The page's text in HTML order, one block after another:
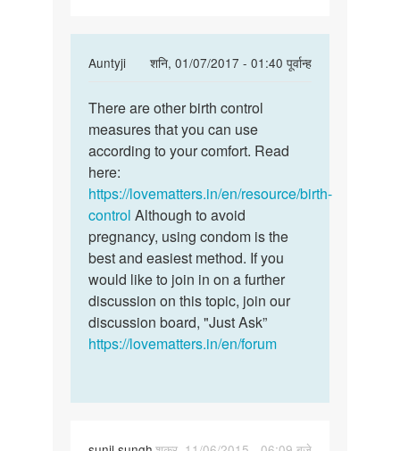
Auntyji
शनि, 01/07/2017 - 01:40 पूर्वान्ह
In
to
My
girlfriend
insisting
me
by
sumit
There
are
other
birth
control
There are other birth control
measures that you can use
according to your comfort. Read
here:
https://lovematters.in/en/resource/birth-
control Although to avoid
pregnancy, using condom is the
best and easiest method. If you
would like to join in on a further
discussion on this topic, join our
discussion board, "Just Ask”
https://lovematters.in/en/forum